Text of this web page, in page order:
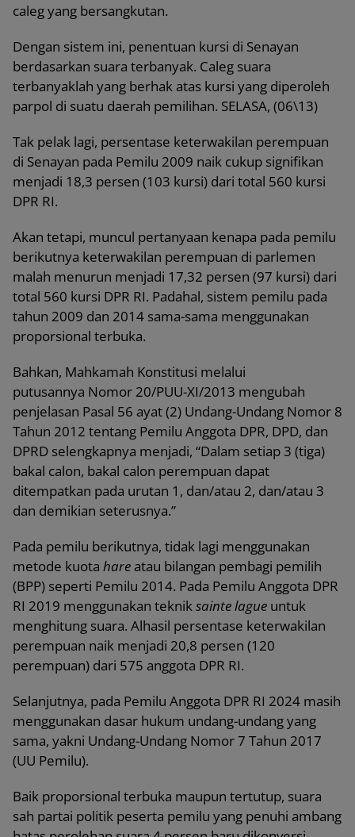
caleg yang bersangkutan.
Dengan sistem ini, penentuan kursi di Senayan
berdasarkan suara terbanyak. Caleg suara
terbanyaklah yang berhak atas kursi yang diperoleh
parpol di suatu daerah pemilihan. SELASA, (06\13)
Tak pelak lagi, persentase keterwakilan perempuan
di Senayan pada Pemilu 2009 naik cukup signifikan
menjadi 18,3 persen (103 kursi) dari total 560 kursi
DPR RI.
Akan tetapi, muncul pertanyaan kenapa pada pemilu
berikutnya keterwakilan perempuan di parlemen
malah menurun menjadi 17,32 persen (97 kursi) dari
total 560 kursi DPR RI. Padahal, sistem pemilu pada
tahun 2009 dan 2014 sama-sama menggunakan
proporsional terbuka.
Bahkan, Mahkamah Konstitusi melalui
putusannya Nomor 20/PUU-XI/2013 mengubah
penjelasan Pasal 56 ayat (2) Undang-Undang Nomor 8
Tahun 2012 tentang Pemilu Anggota DPR, DPD, dan
DPRD selengkapnya menjadi, “Dalam setiap 3 (tiga)
bakal calon, bakal calon perempuan dapat
ditempatkan pada urutan 1, dan/atau 2, dan/atau 3
dan demikian seterusnya.”
Pada pemilu berikutnya, tidak lagi menggunakan
metode kuota hareatau bilangan pembagi pemilih
(BPP) seperti Pemilu 2014. Pada Pemilu Anggota DPR
RI 2019 menggunakan teknik sainte lague untuk
menghitung suara. Alhasil persentase keterwakilan
perempuan naik menjadi 20,8 persen (120
perempuan) dari 575 anggota DPR RI.
Selanjutnya, pada Pemilu Anggota DPR RI 2024 masih
menggunakan dasar hukum undang-undang yang
sama, yakni Undang-Undang Nomor 7 Tahun 2017
(UU Pemilu).
Baik proporsional terbuka maupun tertutup, suara
sah partai politik peserta pemilu yang penuhi ambang